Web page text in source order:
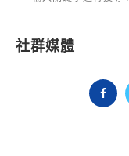
社群媒體